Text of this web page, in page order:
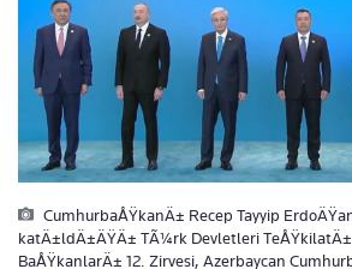
CumhurbaÅŸkanÄ± Recep Tayyip
katÄ±ldÄ±ÄŸÄ± TÃ¼rk Devletleri TeÅŸkilatÄ±
BaÅŸkanlarÄ± 12. Zirvesi, Azerbaycan